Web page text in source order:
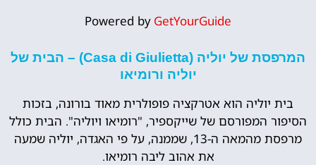
Powered by GetYourGuide
המרפסת של יוליה (Casa di Giulietta) – הבית של
יוליה ורומיאו
בית יוליה הוא אטרקציה פופולרית מאוד בורונה, בזכות
הסיפור המפורסם של שייקספיר, "רומיאו ויוליה". הבית כולל
מרפסת מהמאה ה-13, שממנה, על פי האגדה, יוליה שמעה
את אהוב ליבה רומיאו.